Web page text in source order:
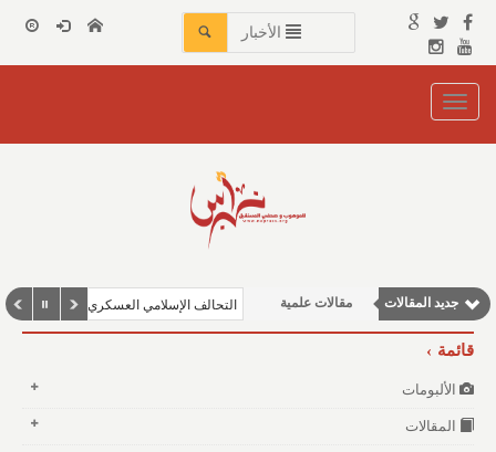
الأخبار
Toggle
navigation
جديد المقالات مقالات علمية
نوافذ الثقافة و الأدب
التحالف الإسلامي العسكري لمكافحة
قائمة
الألبومات
المقالات